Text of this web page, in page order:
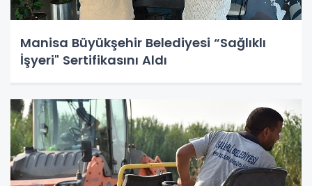
Manisa Büyükşehir Belediyesi “Sağlıklı
İşyeri" Sertifikasını Aldı